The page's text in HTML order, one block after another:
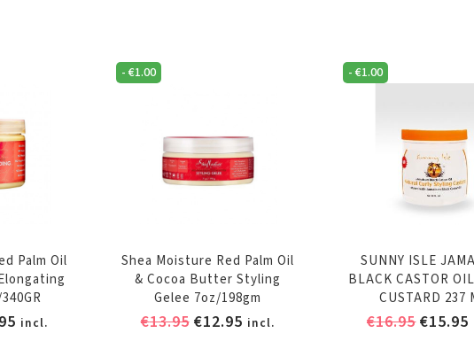
Strengthen
&
12oz/340
Gr
aantal
Oil
Twist
Defining
Custard
12oz/354ml
Palm Oil
Huidige
incl.
- €1.00
Shea Moisture Red Palm Oil
& Cocoa Butter Styling
Gelee 7oz/198gm
€13.95 Oorspronkelijke
€12.95Huidige
incl.
- €1.00
SUNNY ISLE
BLACK CASTOR
CUSTARD 237
€16.95 €15.95